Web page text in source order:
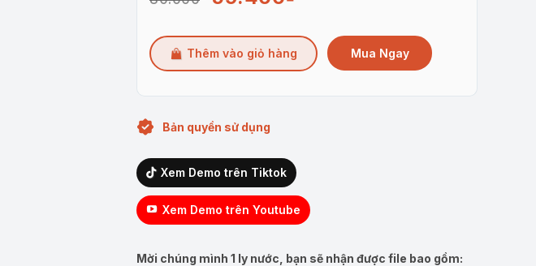
80.000₫.là:
59.400₫.
Thêm vào giỏ hàng Mua Ngay
Bản quyền sử dụng
Xem Demo trên Tiktok
Xem Demo trên Youtube
Mời chúng mình 1 ly nước, bạn sẽ nhận được file bao gồm: